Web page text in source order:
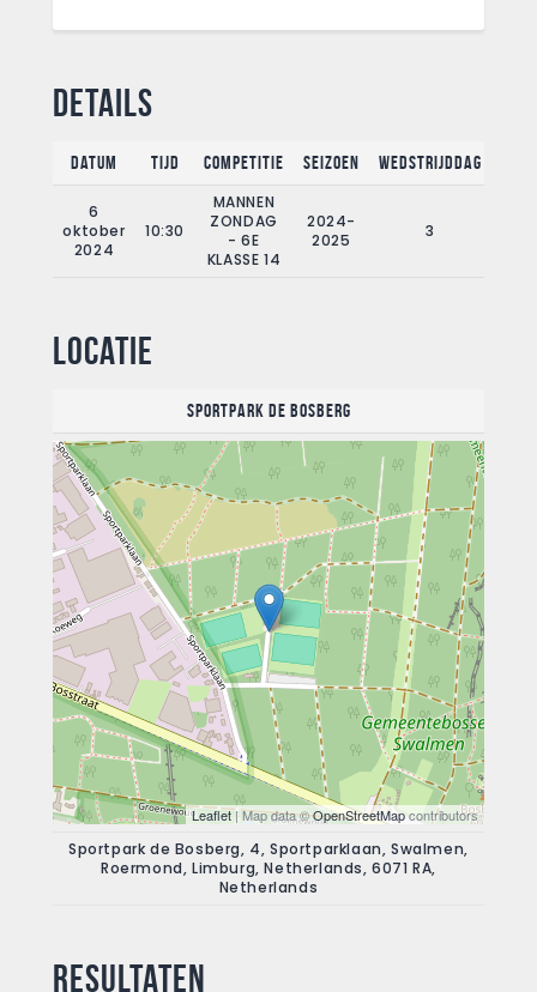
Details
Datum Tijd Competitie Seizoen Wedstrijddag
6
oktober
2024
10:30
MANNEN
ZONDAG
- 6E
KLASSE 14
2024-
2025
3
Locatie
Sportpark de Bosberg
Leaflet| Map data ©OpenStreetMapcontributors
Sportpark de Bosberg, 4, Sportparklaan, Swalmen,
Roermond, Limburg, Netherlands, 6071 RA,
Netherlands
Resultaten